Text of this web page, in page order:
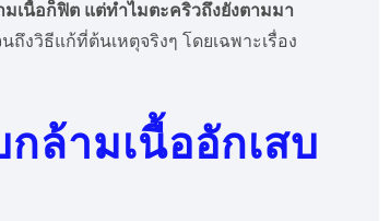
เนื้อก็ฟิต แต่ทำไมตะคริวถึงยังตามมา
งวิธีแก้ที่ต้นเหตุจริงๆ โดยเฉพาะเรื่อง
กล้ามเนื้ออักเสบ